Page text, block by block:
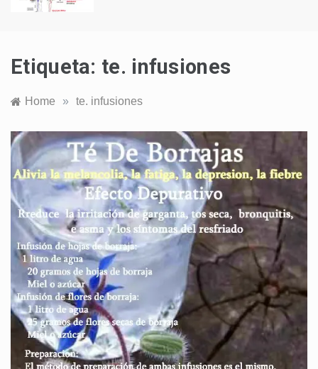
Etiqueta: te. infusiones
Home » te. infusiones